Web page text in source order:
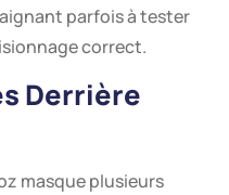
parfois à tester
correct.
Derrière
masque plusieurs